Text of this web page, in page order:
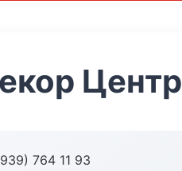
Центр
764 11 93